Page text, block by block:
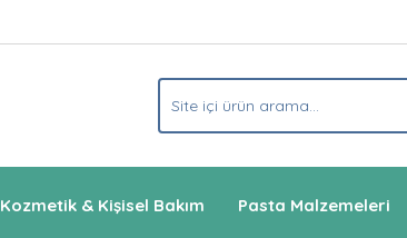
Kozmetik & Kişisel Bakım Pasta Malzemeleri